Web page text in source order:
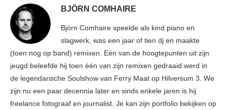
BJÖRN COMHAIRE
Björn Comhaire speelde als kind piano en
slagwerk, was een jaar of tien dj en maakte
(toen nog op band) remixen. Eén van de hoogtepunten uit zijn
jeugd beleefde hij toen één van zijn remixen gedraaid werd in
de legendarische Soulshow van Ferry Maat op Hilversum 3. We
zijn nu een paar decennia later en sinds enkele jaren is hij
freelance fotograaf en journalist. Je kan zijn portfolio bekijken op